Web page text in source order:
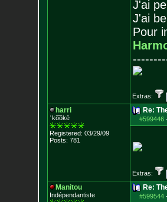
J'ai
J'ai
Pour
Extras:
harri
ˈko͞okē
Registered: 03/29/09
Posts: 781
Re:
#599446
Extras:
Manitou
Indépendantiste
Re:
#599544